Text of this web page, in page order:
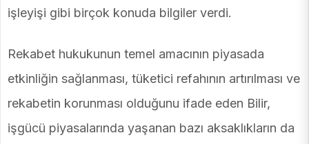
işleyişi gibi birçok konuda bilgiler verdi.
Rekabet hukukunun temel amacının piyasada
etkinliğin sağlanması, tüketici refahının artırılması ve
rekabetin korunması olduğunu ifade eden Bilir,
işgücü piyasalarında yaşanan bazı aksaklıkların da